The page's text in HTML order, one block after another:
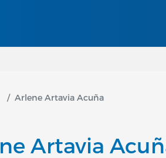
Arlene Artavia Acuña
Artavia